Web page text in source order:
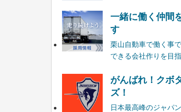
一緒に働く仲間
す
栗山自動車で働く事
できる会社作りを目
がんばれ！クボ
ズ！
日本最高峰のジャパ